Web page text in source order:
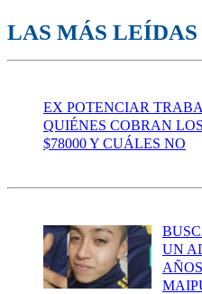
LAS MÁS LEÍDAS
EX POTENCIAR
QUIÉNES COBRAN LOS
$78000 Y CUÁLES NO
UN